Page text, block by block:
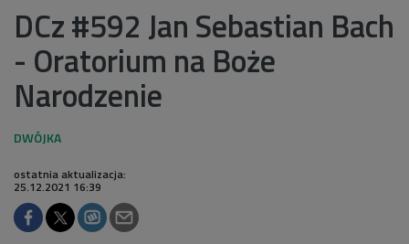
DCz #592 Jan Sebastian Bach
- Oratorium na Boże
Narodzenie
ostatnia aktualizacja:
25.12.2021 16:39